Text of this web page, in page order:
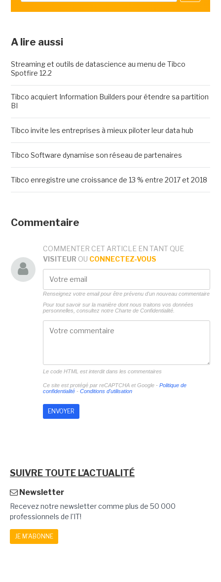
A lire aussi
Streaming et outils de datascience au menu de Tibco
Spotfire 12.2
Tibco acquiert Information Builders pour étendre sa partition
BI
Tibco invite les entreprises à mieux piloter leur data hub
Tibco Software dynamise son réseau de partenaires
Tibco enregistre une croissance de 13 % entre 2017 et 2018
Commentaire
COMMENTER CET ARTICLE EN TANT QUE
VISITEUR OU CONNECTEZ-VOUS
Renseignez votre email pour être prévenu d'un nouveau commentaire
Pour tout savoir sur la manière dont nous traitons vos données
personnelles, consultez notre Charte de Confidentialité.
Le code HTML est interdit dans les commentaires
Ce site est protégé par reCAPTCHA et Google - Politique de
confidentialité- Conditions d'utilisation
SUIVRE TOUTE L'ACTUALITÉ
Newsletter
Recevez notre newsletter comme plus de 50 000
professionnels de l'IT!
JE M'ABONNE